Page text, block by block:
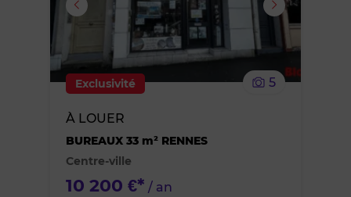
supprimer
Exclusivité 5
À LOUER
BUREAUX 33 m² RENNES
Centre-ville
10 200 €* / an